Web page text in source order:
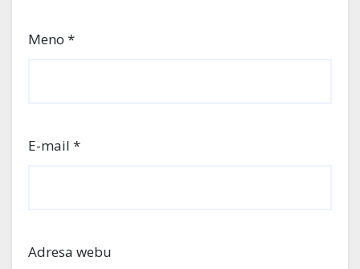
Meno *
E-mail *
Adresa webu